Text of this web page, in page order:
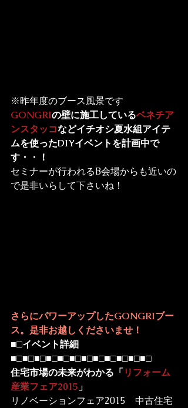
※昨年度のブース風景です
GONGRIの壁に施工しているベネチア
ンスタッコなどイチオシ夏水組アイテ
ムを使ったDIYイベントを計画中で
す・・！
セミナーが行われるB会場からも近いの
で是非いらして下さいね！
さらにパワーアップしたGONGRIブー
ス。是非お越しくださいませ！
■□イベント詳細
■□■□■□■□■□■□■□■□■□■□■□■□
住宅市場の未来がわかる「リフォーム
産業フェア2015」
リノベーションフェア2015　中古住宅